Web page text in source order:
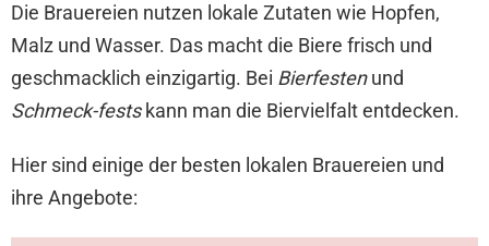
Die Brauereien nutzen lokale Zutaten wie Hopfen,
Malz und Wasser. Das macht die Biere frisch und
geschmacklich einzigartig. Bei Bierfestenund
Schmeck-festskann man die Biervielfalt entdecken.
Hier sind einige der besten lokalen Brauereien und
ihre Angebote: